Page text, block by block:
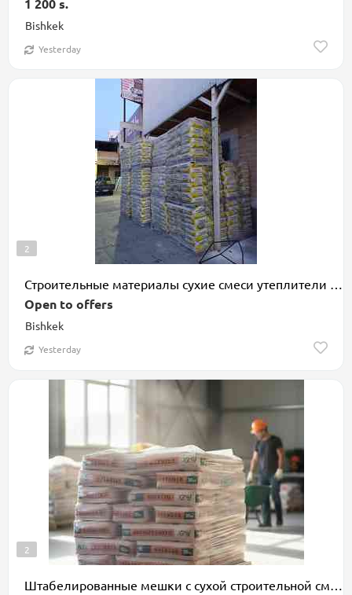
Bishkek
1 200 s.
Yesterday
2
Строительные материалы сухие смеси утеплители В большом
Bishkek
Open to offers
Yesterday
2